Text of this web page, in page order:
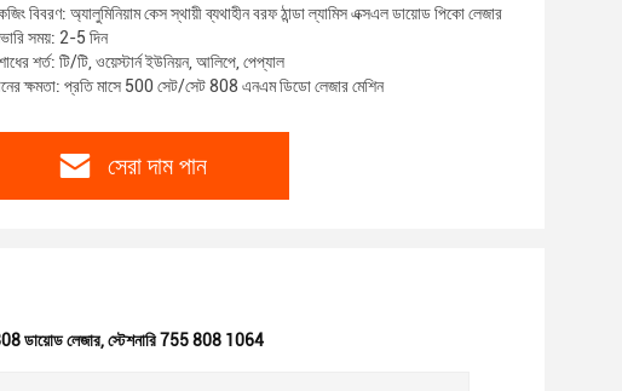
বিবরণ: অ্যালুমিনিয়াম কেস স্থায়ী ব্যথাহীন বরফ ঠান্ডা ল্যামিস এক্সএল ডায়োড পিকো লেজার
সময়: 2-5 দিন
শর্ত: টি/টি, ওয়েস্টার্ন ইউনিয়ন, আলিপে, পেপ্যাল
ক্ষমতা: প্রতি মাসে 500 সেট/সেট 808 এনএম ডিডো লেজার মেশিন
সেরা দাম পান
ডায়োড লেজার,স্টেশনারি 755 808 1064